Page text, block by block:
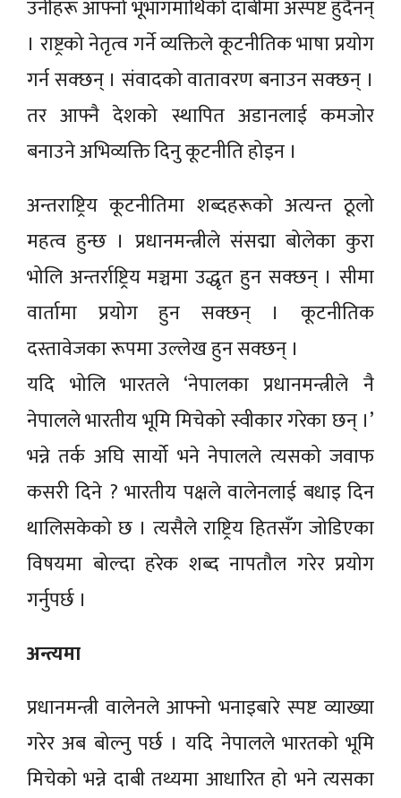
उनीहरू आफ्नो भूभागमाथिको दाबीमा अस्पष्ट हुँदैनन्
। राष्ट्रको नेतृत्व गर्ने व्यक्तिले कूटनीतिक भाषा प्रयोग
गर्न सक्छन् । संवादको वातावरण बनाउन सक्छन् ।
तर आफ्नै देशको स्थापित अडानलाई कमजोर
बनाउने अभिव्यक्ति दिनु कूटनीति होइन ।
अन्तराष्ट्रिय कूटनीतिमा शब्दहरूको अत्यन्त ठूलो
महत्व हुन्छ । प्रधानमन्त्रीले संसद्मा बोलेका कुरा
भोलि अन्तर्राष्ट्रिय मञ्चमा उद्धृत हुन सक्छन् । सीमा
वार्तामा प्रयोग हुन सक्छन् । कूटनीतिक
दस्तावेजका रूपमा उल्लेख हुन सक्छन् ।
यदि भोलि भारतले ‘नेपालका प्रधानमन्त्रीले नै
नेपालले भारतीय भूमि मिचेको स्वीकार गरेका छन् ।’
भन्ने तर्क अघि सार्यो भने नेपालले त्यसको जवाफ
कसरी दिने ? भारतीय पक्षले वालेनलाई बधाइ दिन
थालिसकेको छ । त्यसैले राष्ट्रिय हितसँग जोडिएका
विषयमा बोल्दा हरेक शब्द नापतौल गरेर प्रयोग
गर्नुपर्छ ।
अन्त्यमा
प्रधानमन्त्री वालेनले आफ्नो भनाइबारे स्पष्ट व्याख्या
गरेर अब बोल्नु पर्छ । यदि नेपालले भारतको भूमि
मिचेको भन्ने दाबी तथ्यमा आधारित हो भने त्यसका